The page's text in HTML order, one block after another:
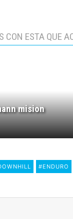
ESTA QUE
mision
#ENDURO